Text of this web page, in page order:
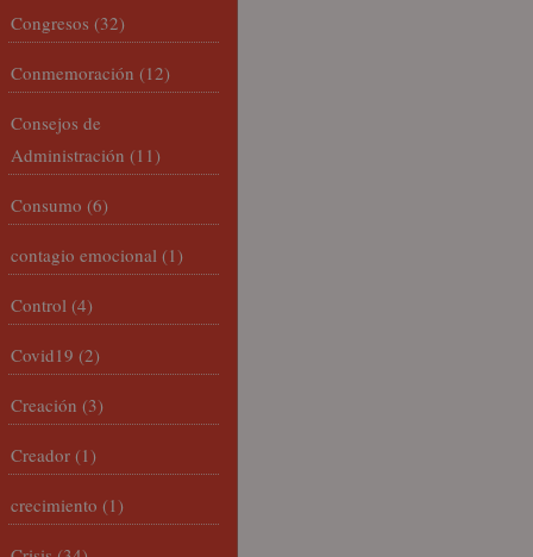
Congresos (32)
Conmemoración (12)
Consejos de
Administración (11)
Consumo (6)
contagio emocional (1)
Control (4)
Covid19 (2)
Creación (3)
Creador (1)
crecimiento (1)